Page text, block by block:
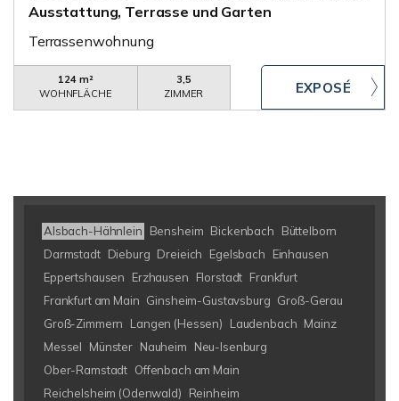
Ausstattung, Terrasse und Garten
Terrassenwohnung
124 m²
WOHNFLÄCHE
3,5
ZIMMER
Alsbach-Hähnlein Bensheim Bickenbach
Büttelborn
Darmstadt Dieburg Dreieich Egelsbach
Einhausen
Eppertshausen
Erzhausen Florstadt Frankfurt
Frankfurt am Main Ginsheim-Gustavsburg Groß-Gerau
Groß-Zimmern
Langen (Hessen) Laudenbach Mainz
Messel
Münster Nauheim
Neu-Isenburg
Ober-Ramstadt Offenbach am Main
Reichelsheim (Odenwald)
Reinheim